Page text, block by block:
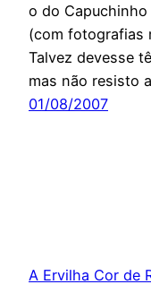
o do
(com fotografias
Talvez devesse
mas não resisto
01/08/2007
A Ervilha Cor de